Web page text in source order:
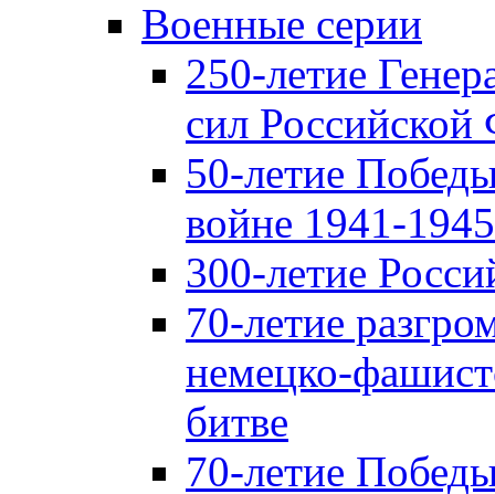
Военные серии
250-летие
сил Российской
50-летие
войне 1941-1945
300-летие
70-летие
немецко-
битве
70-летие